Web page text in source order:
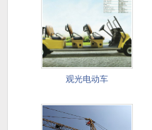
观光电动车